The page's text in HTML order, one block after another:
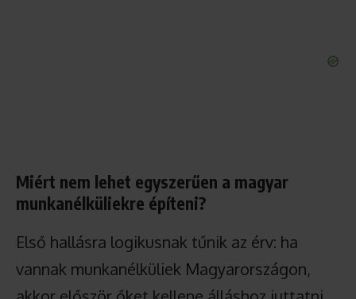
Miért nem lehet egyszerűen a magyar
munkanélküliekre építeni?
Első hallásra logikusnak tűnik az érv: ha
vannak munkanélküliek Magyarországon,